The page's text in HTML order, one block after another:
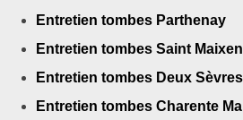
Entretien tombes Parthenay
Entretien tombes Saint
Entretien tombes Deux Sèvres
Entretien tombes Charente